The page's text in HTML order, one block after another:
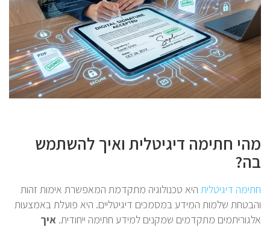
מהי חתימה דיגיטלית ואיך להשתמש
בה?
חתימה דיגיטלית היא טכנולוגיה מתקדמת המאפשרת אימות זהות
והבטחת שלמות המידע במסמכים דיגיטליים. היא פועלת באמצעות
אלגוריתמים מתקדמים שמקנים למידע חתימה ייחודית. איך